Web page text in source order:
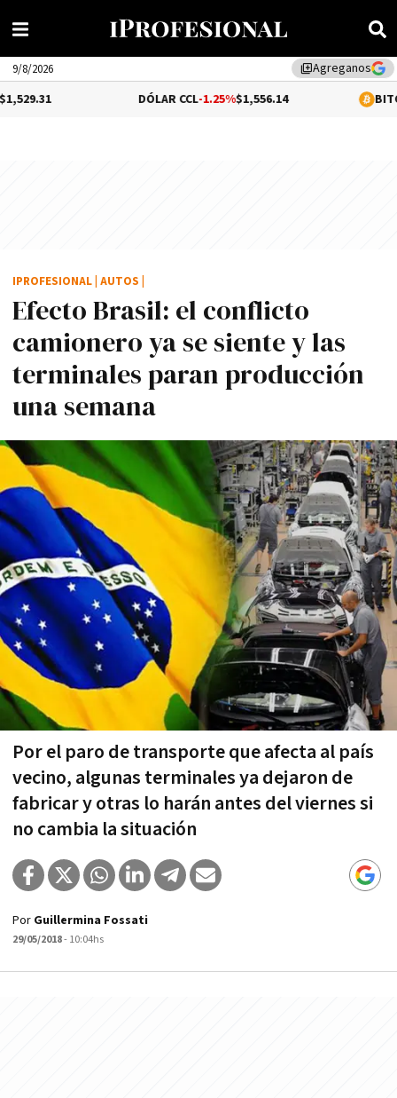
library_addAgreganos
9/8/2026
-1.25%$1,556.14 -0.1%
Efecto Brasil: el conflicto
camionero ya se siente y las
terminales paran producción
una semana
Por el paro de transporte que afecta al país
vecino, algunas terminales ya dejaron de
fabricar y otras lo harán antes del viernes si
no cambia la situación
IPROFESIONAL AUTOS
Por Guillermina Fossati
29/05/2018- 10:04hs